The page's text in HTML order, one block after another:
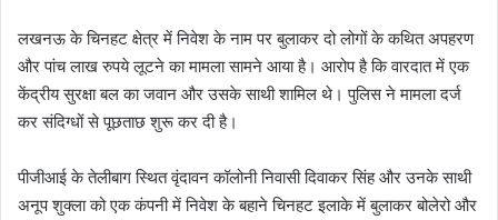
लखनऊ के चिनहट क्षेत्र में निवेश के नाम पर बुलाकर दो लोगों के कथित अपहरण
और पांच लाख रुपये लूटने का मामला सामने आया है। आरोप है कि वारदात में एक
केंद्रीय सुरक्षा बल का जवान और उसके साथी शामिल थे। पुलिस ने मामला दर्ज
कर संदिग्धों से पूछताछ शुरू कर दी है।
पीजीआई के तेलीबाग स्थित वृंदावन कॉलोनी निवासी दिवाकर सिंह और उनके साथी
अनूप शुक्ला को एक कंपनी में निवेश के बहाने चिनहट इलाके में बुलाकर बोलेरो और